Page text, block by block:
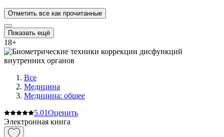
Отметить все как прочитанные
Показать ещё
18+
Все
Медицина
Медицина: общее
5.01Оценить
Электронная книга